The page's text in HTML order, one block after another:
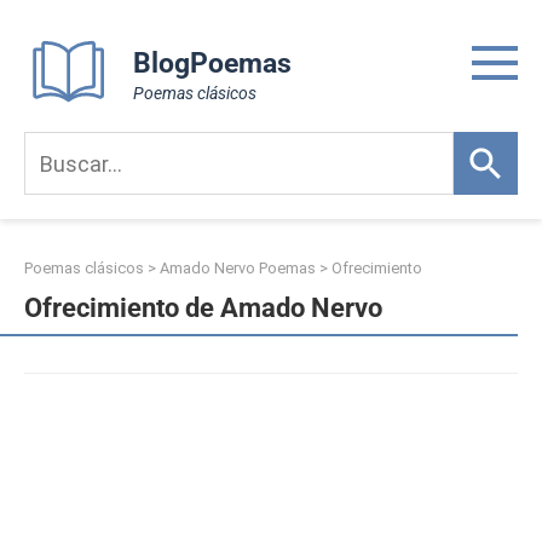
content
BlogPoemas
Poemas clásicos
Poemas clásicos > Amado Nervo Poemas > Ofrecimiento
Ofrecimiento de Amado Nervo